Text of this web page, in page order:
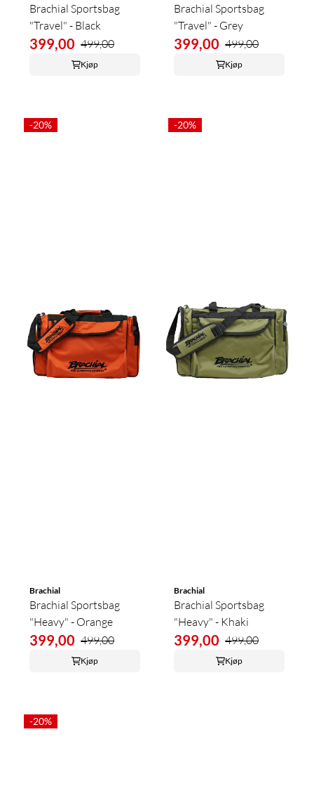
Brachial Sportsbag
"Travel" - Black
399,00 499,00
Kjøp
Brachial Sportsbag
"Travel" - Grey
399,00 499,00
Kjøp
-20%
Brachial
Brachial Sportsbag
"Heavy" - Orange
399,00 499,00
Kjøp
-20%
Brachial
Brachial Sportsbag
"Heavy" - Khaki
399,00 499,00
Kjøp
-20%